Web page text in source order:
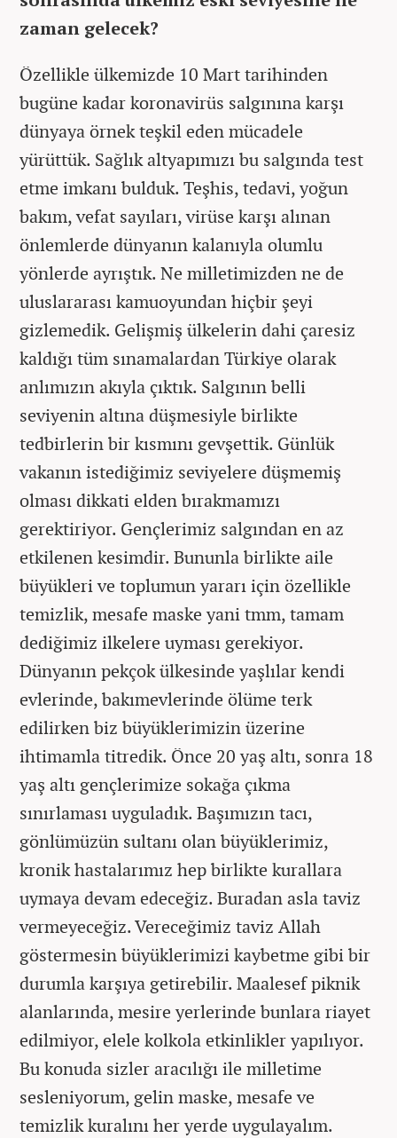
zaman gelecek?
Özellikle ülkemizde 10 Mart tarihinden
bugüne kadar koronavirüs salgınına karşı
dünyaya örnek teşkil eden mücadele
yürüttük. Sağlık altyapımızı bu salgında test
etme imkanı bulduk. Teşhis, tedavi, yoğun
bakım, vefat sayıları, virüse karşı alınan
önlemlerde dünyanın kalanıyla olumlu
yönlerde ayrıştık. Ne milletimizden ne de
uluslararası kamuoyundan hiçbir şeyi
gizlemedik. Gelişmiş ülkelerin dahi çaresiz
kaldığı tüm sınamalardan Türkiye olarak
anlımızın akıyla çıktık. Salgının belli
seviyenin altına düşmesiyle birlikte
tedbirlerin bir kısmını gevşettik. Günlük
vakanın istediğimiz seviyelere düşmemiş
olması dikkati elden bırakmamızı
gerektiriyor. Gençlerimiz salgından en az
etkilenen kesimdir. Bununla birlikte aile
büyükleri ve toplumun yararı için özellikle
temizlik, mesafe maske yani tmm, tamam
dediğimiz ilkelere uyması gerekiyor.
Dünyanın pekçok ülkesinde yaşlılar kendi
evlerinde, bakımevlerinde ölüme terk
edilirken biz büyüklerimizin üzerine
ihtimamla titredik. Önce 20 yaş altı, sonra 18
yaş altı gençlerimize sokağa çıkma
sınırlaması uyguladık. Başımızın tacı,
gönlümüzün sultanı olan büyüklerimiz,
kronik hastalarımız hep birlikte kurallara
uymaya devam edeceğiz. Buradan asla taviz
vermeyeceğiz. Vereceğimiz taviz Allah
göstermesin büyüklerimizi kaybetme gibi bir
durumla karşıya getirebilir. Maalesef piknik
alanlarında, mesire yerlerinde bunlara riayet
edilmiyor, elele kolkola etkinlikler yapılıyor.
Bu konuda sizler aracılığı ile milletime
sesleniyorum, gelin maske, mesafe ve
temizlik kuralını her yerde uygulayalım.